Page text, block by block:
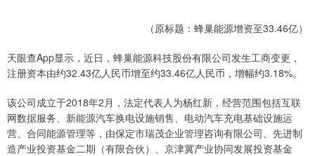
（原标题：蜂巢能源增资至33.46亿）
天眼查App显示，近日，蜂巢能源科技股份有限公司发生工商变更，
注册资本由约32.43亿人民币增至约33.46亿人民币，增幅约3.18%。
该公司成立于2018年2月，法定代表人为杨红新，经营范围包括互联
网数据服务、新能源汽车换电设施销售、电动汽车充电基础设施运
营、合同能源管理等，由保定市瑞茂企业管理咨询有限公司、先进制
造产业投资基金二期（有限合伙）、京津冀产业协同发展投资基金